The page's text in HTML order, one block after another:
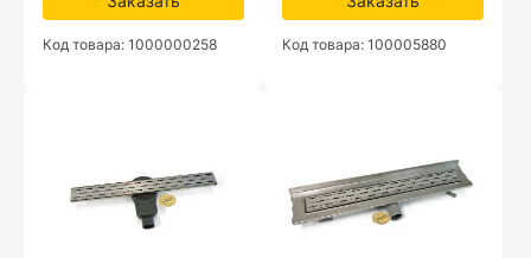
Код товара: 1000000258 Код товара: 100005880